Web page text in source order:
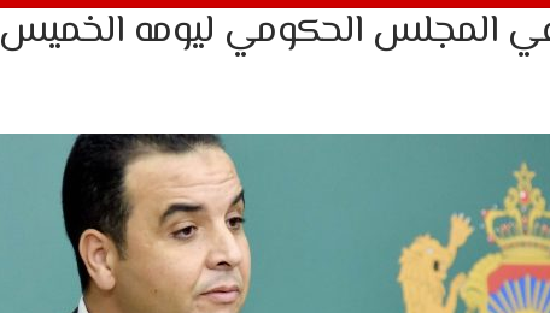
الحكومي ليومه الخميس 2 يوليوز 2026